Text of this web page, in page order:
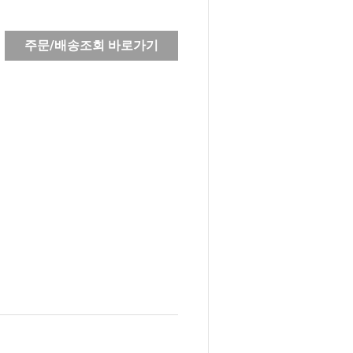
주문/배송조회 바로가기